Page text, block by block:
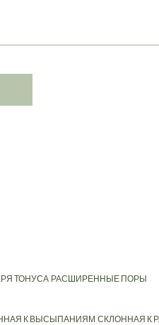
ТОНУСА РАСШИРЕННЫЕ ПОРЫ
К ВЫСЫПАНИЯМ СКЛОННАЯ К